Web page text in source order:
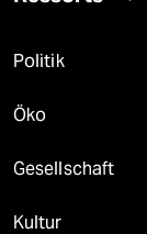
Politik
Öko
Gesellschaft
Kultur